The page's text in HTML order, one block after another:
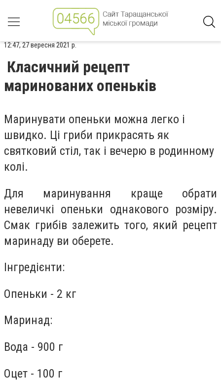
12:47, 27 вересня 2021 р.
Класичний рецепт
маринованих опеньків
Маринувати опеньки можна легко і
швидко. Ці гриби прикрасять як
святковий стіл, так і вечерю в родинному
колі.
Для маринування краще обрати
невеличкі опеньки однакового розміру.
Смак грибів залежить того, який рецепт
маринаду ви оберете.
Інгредієнти:
Опеньки - 2 кг
Маринад:
Вода - 900 г
Оцет - 100 г